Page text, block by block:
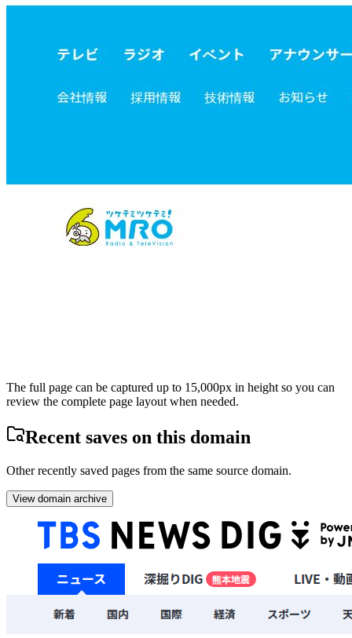
The full page can be captured up to 15,000px in height so you can
review the complete page layout when needed.
Recent saves on this domain
Other recently saved pages from the same source domain.
View domain archive